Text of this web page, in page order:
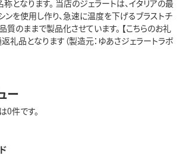
となります。 当店のジェラートは、イタリアの最
ンを使用し作り、急速に温度を下げるブラストチ
質のままで製品化させています。 【こちらのお礼
礼品となります（製造元：ゆあさジェラートラボ
ー
0件です。